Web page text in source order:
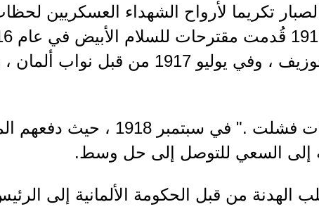
تكريما لأرواح الشهداء العسكريين
الا ان هذه المحاولات فشلت ." في
إلى السعي للتوصل إلى حل وسط.
الهدنة من قبل الحكومة الألمانية إلى